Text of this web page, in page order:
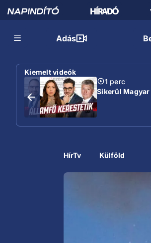
Adás
Kiemelt videók
1 perc
Sikerül
HírTv Külföld